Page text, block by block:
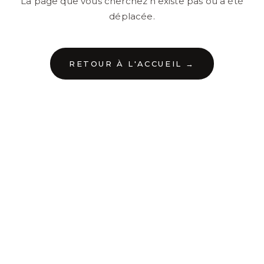
déplacée.
RETOUR À L'ACCUEIL →